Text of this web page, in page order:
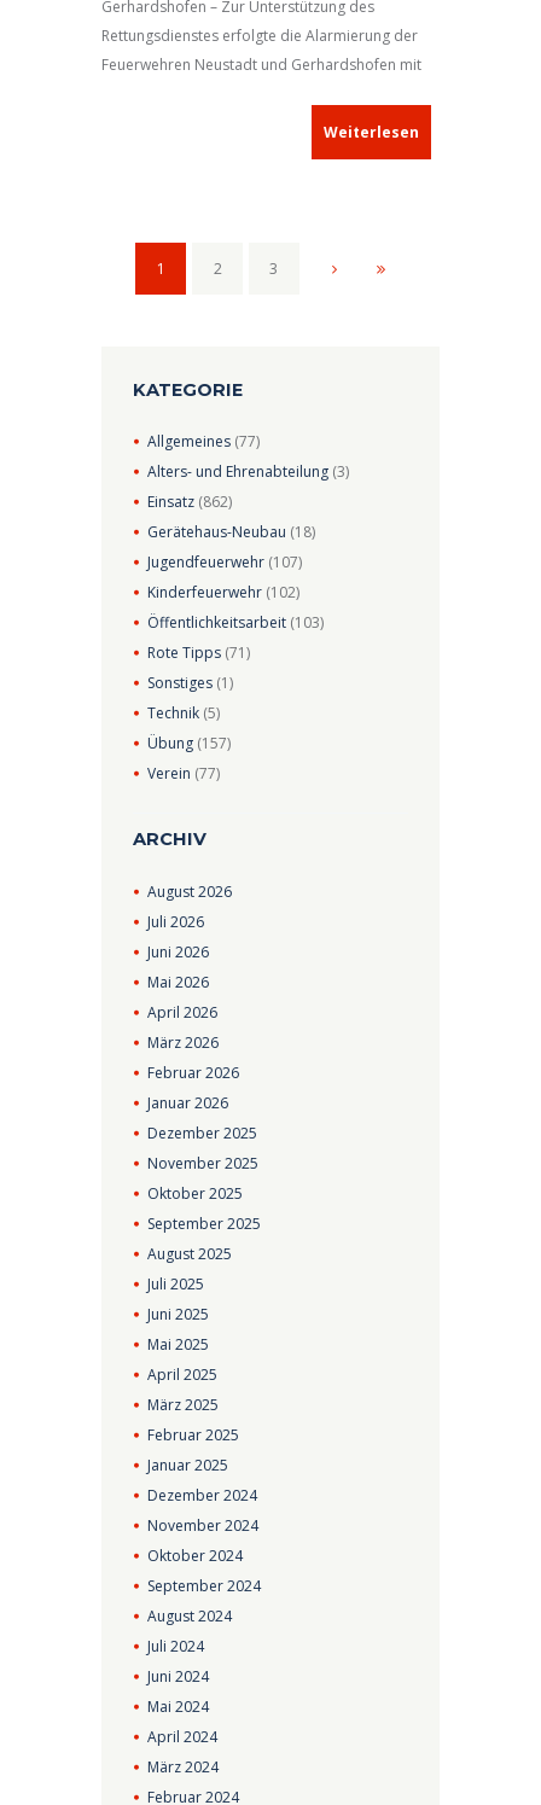
Gerhardshofen – Zur Unterstützung des
Rettungsdienstes erfolgte die Alarmierung der
Feuerwehren Neustadt und Gerhardshofen mit
Weiterlesen
1 2 3
KATEGORIE
Allgemeines (77)
Alters- und Ehrenabteilung (3)
Einsatz (862)
Gerätehaus-Neubau (18)
Jugendfeuerwehr (107)
Kinderfeuerwehr (102)
Öffentlichkeitsarbeit (103)
Rote Tipps (71)
Sonstiges (1)
Technik (5)
Übung (157)
Verein (77)
ARCHIV
August2026
Juli2026
Juni2026
Mai2026
April2026
März2026
Februar2026
Januar2026
Dezember2025
November2025
Oktober2025
September2025
August2025
Juli2025
Juni2025
Mai2025
April2025
März2025
Februar2025
Januar2025
Dezember2024
November2024
Oktober2024
September2024
August2024
Juli2024
Juni2024
Mai2024
April2024
März2024
Februar2024